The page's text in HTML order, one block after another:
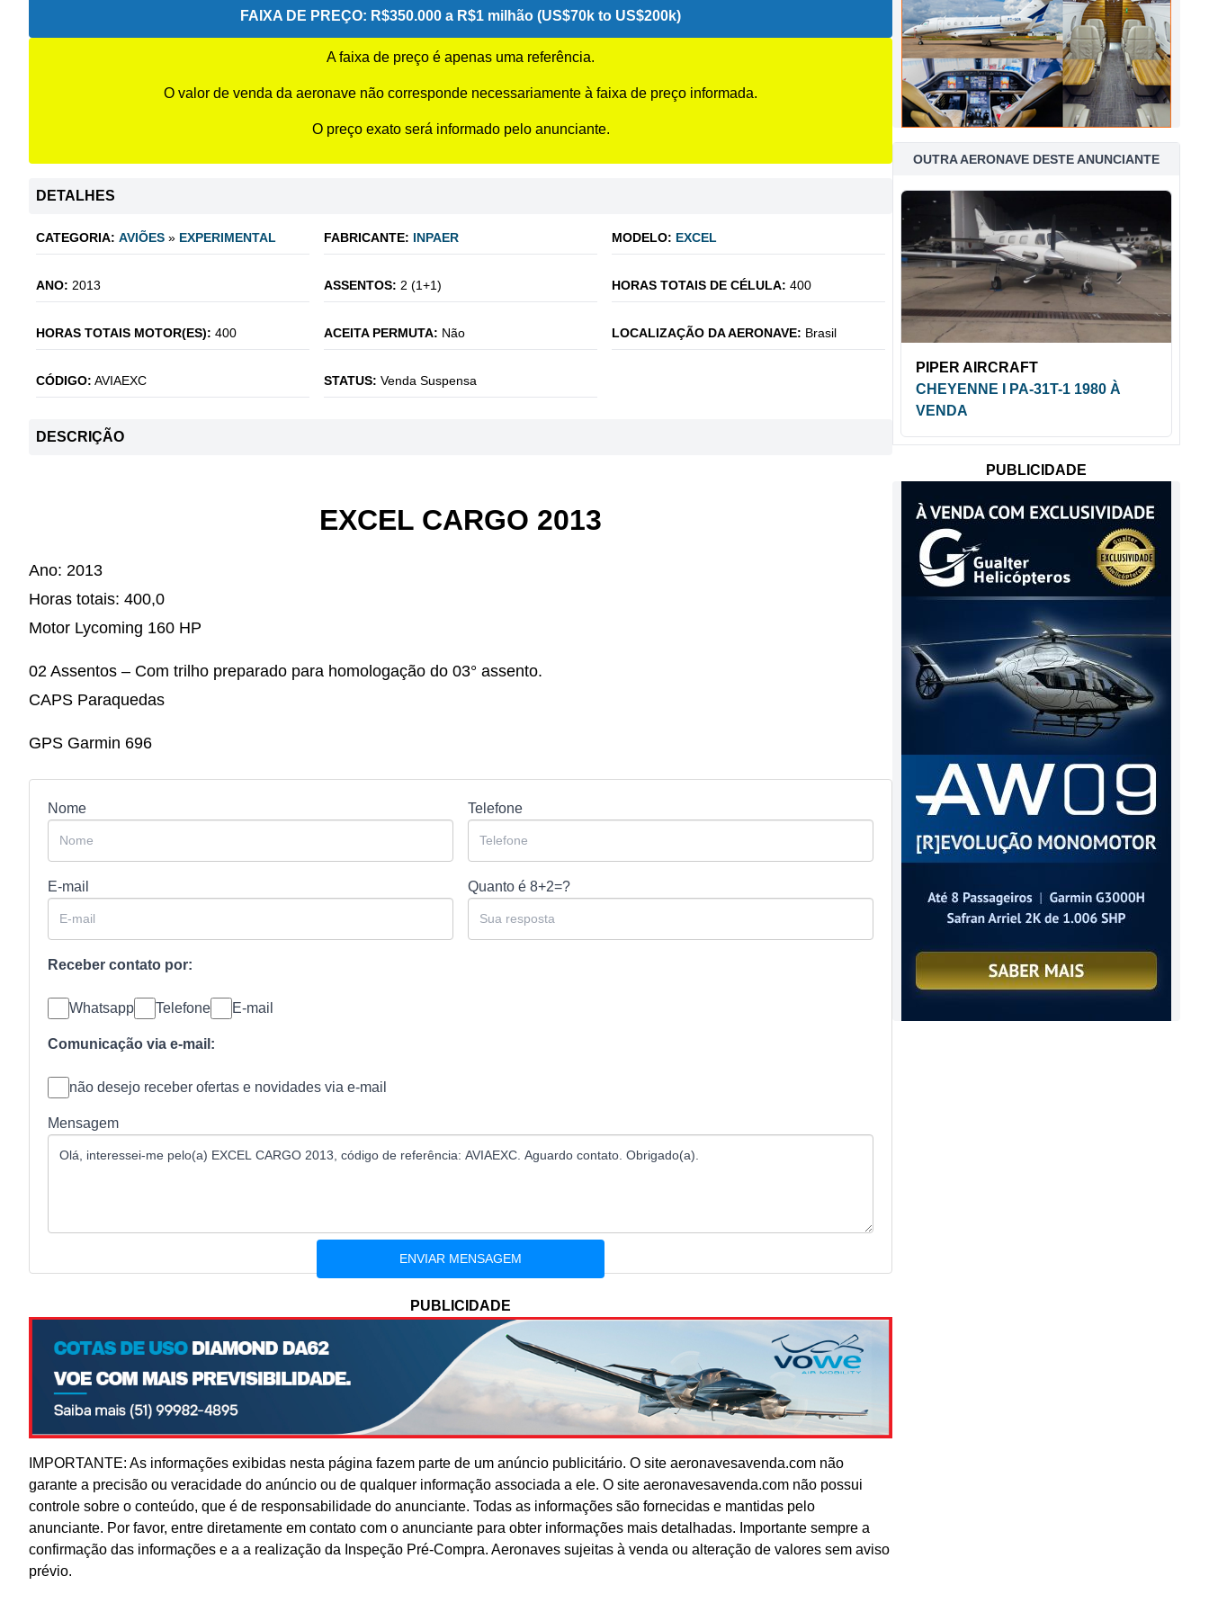
FAIXA DE PREÇO: R$350.000 a R$1 milhão (US$70k to US$200k)
A faixa de preço é apenas uma referência.
O valor de venda da aeronave não corresponde necessariamente à faixa de preço informada.
O preço exato será informado pelo anunciante.
DETALHES
CATEGORIA: AVIÕES » EXPERIMENTAL FABRICANTE: INPAER MODELO: EXCEL
ANO: 2013 ASSENTOS: 2 (1+1) HORAS TOTAIS DE CÉLULA: 400
HORAS TOTAIS MOTOR(ES): 400 ACEITA PERMUTA: Não LOCALIZAÇÃO DA AERONAVE: Brasil
CÓDIGO: AVIAEXC STATUS: Venda Suspensa
DESCRIÇÃO
EXCEL CARGO 2013
Ano: 2013
Horas totais: 400,0
Motor Lycoming 160 HP
02 Assentos – Com trilho preparado para homologação do 03° assento.
CAPS Paraquedas
GPS Garmin 696
Nome Telefone
E-mail Quanto é 8+2=?
Receber contato por:
Whatsapp Telefone E-mail
Comunicação via e-mail:
não desejo receber ofertas e novidades via e-mail
Mensagem
PUBLICIDADE
IMPORTANTE: As informações exibidas nesta página fazem parte de um anúncio publicitário. O site aeronavesavenda.com não
garante a precisão ou veracidade do anúncio ou de qualquer informação associada a ele. O site aeronavesavenda.com não possui
controle sobre o conteúdo, que é de responsabilidade do anunciante. Todas as informações são fornecidas e mantidas pelo
anunciante. Por favor, entre diretamente em contato com o anunciante para obter informações mais detalhadas. Importante sempre a
confirmação das informações e a a realização da Inspeção Pré-Compra. Aeronaves sujeitas à venda ou alteração de valores sem aviso
prévio.
OUTRA AERONAVE DESTE ANUNCIANTE
PIPER AIRCRAFT
CHEYENNE I PA-31T-1 1980 À
VENDA
PUBLICIDADE